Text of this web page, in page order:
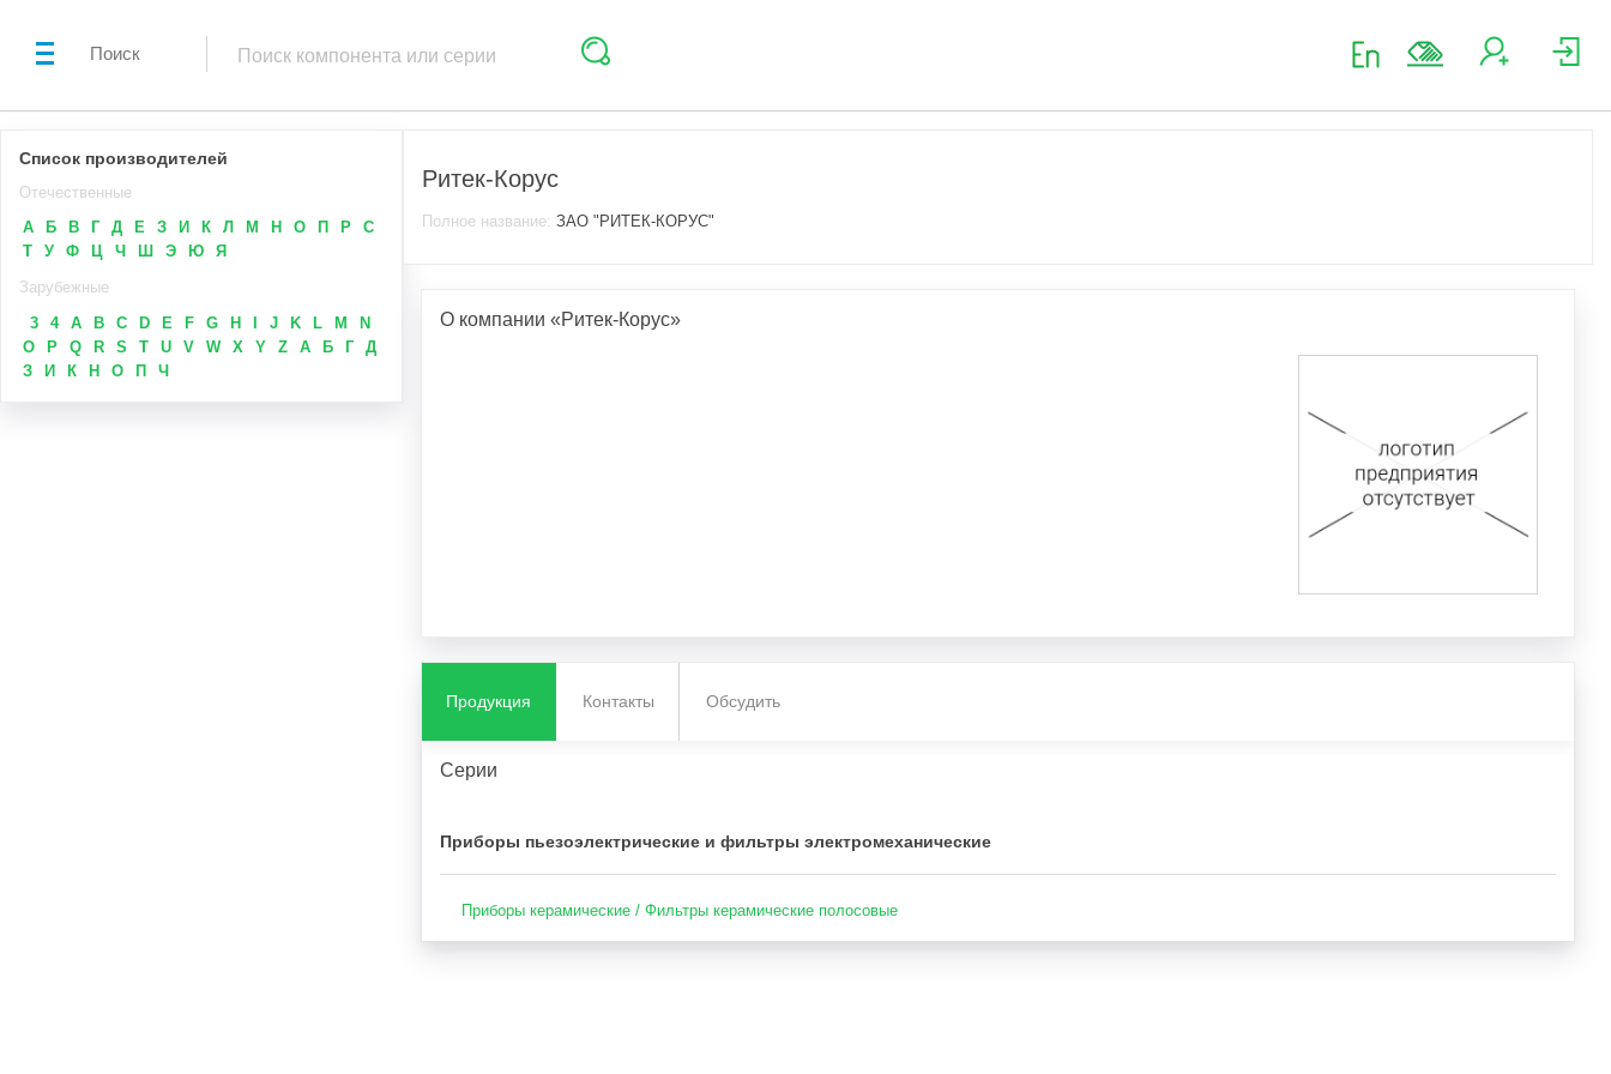
Поиск
Список производителей
Отечественные
А
Б В Г Д Е З И К Л М Н О П Р
С
Т
У Ф Ц Ч Ш Э Ю
Я
Зарубежные
3
4 A B C D E F G H J K L M
N
O
P Q R S T U V W X Y Z А Б Г
Д
З
И К Н О П Ч
Ритек-Корус
Полное название: ЗАО "РИТЕК-КОРУС"
О компании «Ритек-Корус»
Продукция Контакты Обсудить
Серии
Приборы пьезоэлектрические и фильтры электромеханические
Приборы керамические / Фильтры керамические полосовые